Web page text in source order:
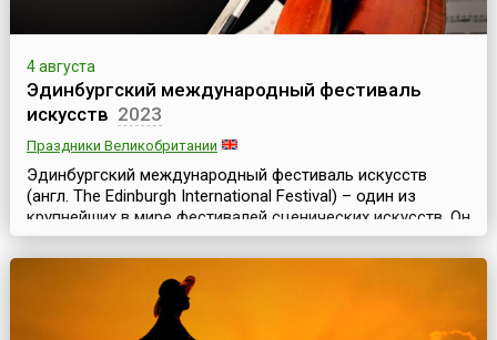
4 августа
Эдинбургский международный фестиваль
искусств 2023
Праздники Великобритании
Эдинбургский международный фестиваль искусств
(англ. The Edinburgh International Festival) – один из
крупнейших в мире фестивалей сценических искусств. Он
проходит в столице Шотландии ежегодно в августе и
длится почти месяц. Эдинбургский фестиваль уникален
тем, что здесь одновременно представлены
театральное, оперное, танцевальное и музыкальное
искусства. Он включает в себя концерты классическ...